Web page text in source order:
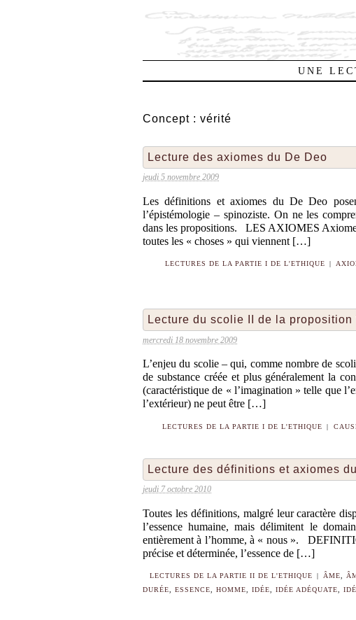
UNE
Concept : vérité
Lecture des axiomes du De Deo
jeudi 5 novembre 2009
Les définitions et axiomes du De Deo
l’épistémologie – spinoziste. On ne les
dans les propositions. LES AXIOMES
toutes les « choses » qui viennent […]
LECTURES DE LA PARTIE I DE L'ETHIQUE
Lecture du scolie II de la proposition
mercredi 18 novembre 2009
L’enjeu du scolie – qui, comme nombre de
de substance créée et plus généralement la
(caractéristique de « l’imagination » telle que
l’extérieur) ne peut être […]
LECTURES DE LA PARTIE I DE L'ETHIQUE |
Lecture des définitions et axiomes
jeudi 7 octobre 2010
Toutes les définitions, malgré leur caractère
l’essence humaine, mais délimitent le
entièrement à l’homme, à « nous ».
précise et déterminée, l’essence de […]
LECTURES DE LA PARTIE II DE L'ETHIQUE ÂME,
DURÉE,ESSENCE,HOMME,IDÉE,IDÉE ADÉQUATE,